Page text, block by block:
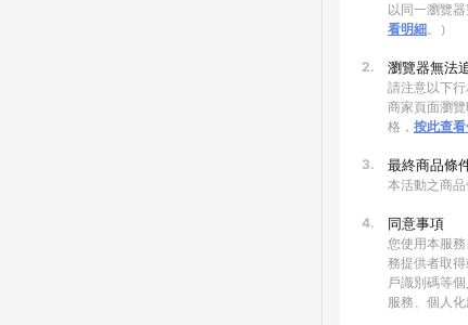
以同一瀏覽
看明細。）
2. 瀏覽器無法
請注意以下
商家頁面瀏
格， 按此查
3. 最終商品條
本活動之商
4. 同意事項
您使用本服
務提供者取
戶識別碼等
服務、個人